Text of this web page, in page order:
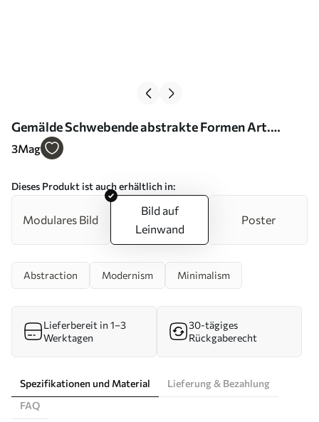
Gemälde Schwebende abstrakte Formen Art.
s45994
3Mag
Dieses Produkt ist auch erhältlich in:
Modulares Bild
Bild auf
Leinwand
Poster
Abstraction Modernism Minimalism
Lieferbereit in 1–3
Werktagen
30-tägiges
Rückgaberecht
Spezifikationen und Material
Lieferung & Bezahlung
FAQ